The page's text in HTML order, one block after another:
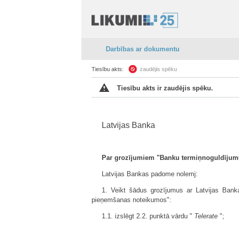
Darbības ar dokumentu
Tiesību akts: zaudējis spēku
Tiesību akts ir zaudējis spēku.
Latvijas Banka
Par grozījumiem "Banku
Latvijas Bankas padome nolemj:
1. Veikt šādus grozījumus ar Latvijas
pieņemšanas noteikumos":
1.1. izslēgt 2.2. punktā vārdu " Telerate ";